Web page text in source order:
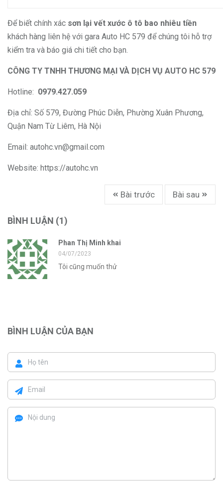
Để biết chính xác sơn lại vết xước ô tô bao nhiêu tiền
khách hàng liên hệ với gara Auto HC 579 để chúng tôi hỗ trợ
kiểm tra và báo giá chi tiết cho bạn.
CÔNG TY TNHH THƯƠNG MẠI VÀ DỊCH VỤ AUTO HC 579
Hotline: 0979.427.059
Địa chỉ: Số 579, Đường Phúc Diễn, Phường Xuân Phương,
Quận Nam Từ Liêm, Hà Nội
Email: autohc.vn@gmail.com
Website: https://autohc.vn
Bài trước Bài sau
BÌNH LUẬN (1)
Phan Thị Minh khai
04/07/2023
Tôi cũng muốn thử
BÌNH LUẬN CỦA BẠN